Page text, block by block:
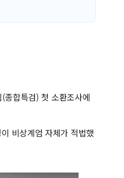
종합특검) 첫 소환조사에
비상계엄 자체가 적법했